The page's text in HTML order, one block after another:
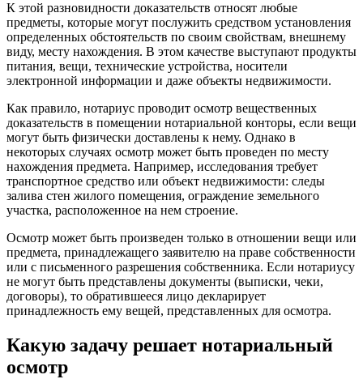
К этой разновидности доказательств относят любые
предметы, которые могут послужить средством установления
определенных обстоятельств по своим свойствам, внешнему
виду, месту нахождения. В этом качестве выступают продукты
питания, вещи, технические устройства, носители
электронной информации и даже объекты недвижимости.
Как правило, нотариус проводит осмотр вещественных
доказательств в помещении нотариальной конторы, если вещи
могут быть физически доставлены к нему. Однако в
некоторых случаях осмотр может быть проведен по месту
нахождения предмета. Например, исследования требует
транспортное средство или объект недвижимости: следы
залива стен жилого помещения, ограждение земельного
участка, расположенное на нем строение.
Осмотр может быть произведен только в отношении вещи или
предмета, принадлежащего заявителю на праве собственности
или с письменного разрешения собственника. Если нотариусу
не могут быть представлены документы (выписки, чеки,
договоры), то обратившееся лицо декларирует
принадлежность ему вещей, представленных для осмотра.
Какую задачу решает нотариальный
осмотр